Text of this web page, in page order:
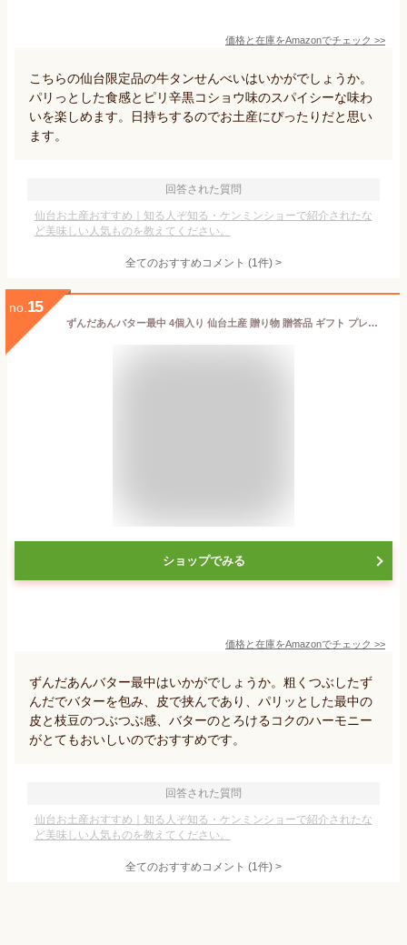
価格と在庫をAmazonでチェック >>
こちらの仙台限定品の牛タンせんべいはいかがでしょうか。
パリっとした食感とピリ辛黒コショウ味のスパイシーな味わ
いを楽しめます。日持ちするのでお土産にぴったりだと思い
ます。
回答された質問
仙台お土産おすすめ｜知る人ぞ知る・ケンミンショーで紹介されたな
ど美味しい人気ものを教えてください。
全てのおすすめコメント (1件) >
no. 15
ずんだあんバター最中 4個入り 仙台土産 贈り物 贈答品 ギフト プレゼント
ショップでみる
価格と在庫をAmazonでチェック >>
ずんだあんバター最中はいかがでしょうか。粗くつぶしたず
んだでバターを包み、皮で挟んであり、パリッとした最中の
皮と枝豆のつぶつぶ感、バターのとろけるコクのハーモニー
がとてもおいしいのでおすすめです。
回答された質問
仙台お土産おすすめ｜知る人ぞ知る・ケンミンショーで紹介されたな
ど美味しい人気ものを教えてください。
全てのおすすめコメント (1件) >